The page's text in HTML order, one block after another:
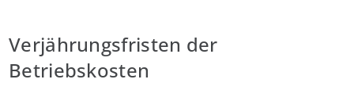
Verjährungsfristen der
Betriebskosten